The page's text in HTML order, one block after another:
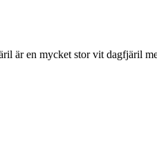
är en mycket stor vit dagfjäril